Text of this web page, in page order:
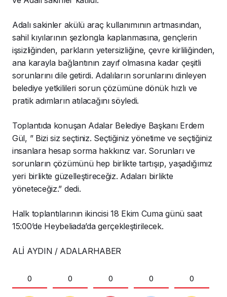
Adalı sakinler akülü araç kullanımının artmasından,
sahil kıyılarının şezlongla kaplanmasına, gençlerin
işsizliğinden, parkların yetersizliğine, çevre kirliliğinden,
ana karayla bağlantının zayıf olmasına kadar çeşitli
sorunlarını dile getirdi. Adalıların sorunlarını dinleyen
belediye yetkilileri sorun çözümüne dönük hızlı ve
pratik adımların atılacağını söyledi.
Toplantıda konuşan Adalar Belediye Başkanı Erdem
Gül, ” Bizi siz seçtiniz. Seçtiğiniz yönetime ve seçtiğiniz
insanlara hesap sorma hakkınız var. Sorunları ve
sorunların çözümünü hep birlikte tartışıp, yaşadığımız
yeri birlikte güzelleştireceğiz. Adaları birlikte
yöneteceğiz.” dedi.
Halk toplantılarının ikincisi 18 Ekim Cuma günü saat
15:00’de Heybeliada’da gerçekleştirilecek.
ALİ AYDIN / ADALARHABER
0 0 0 0 0